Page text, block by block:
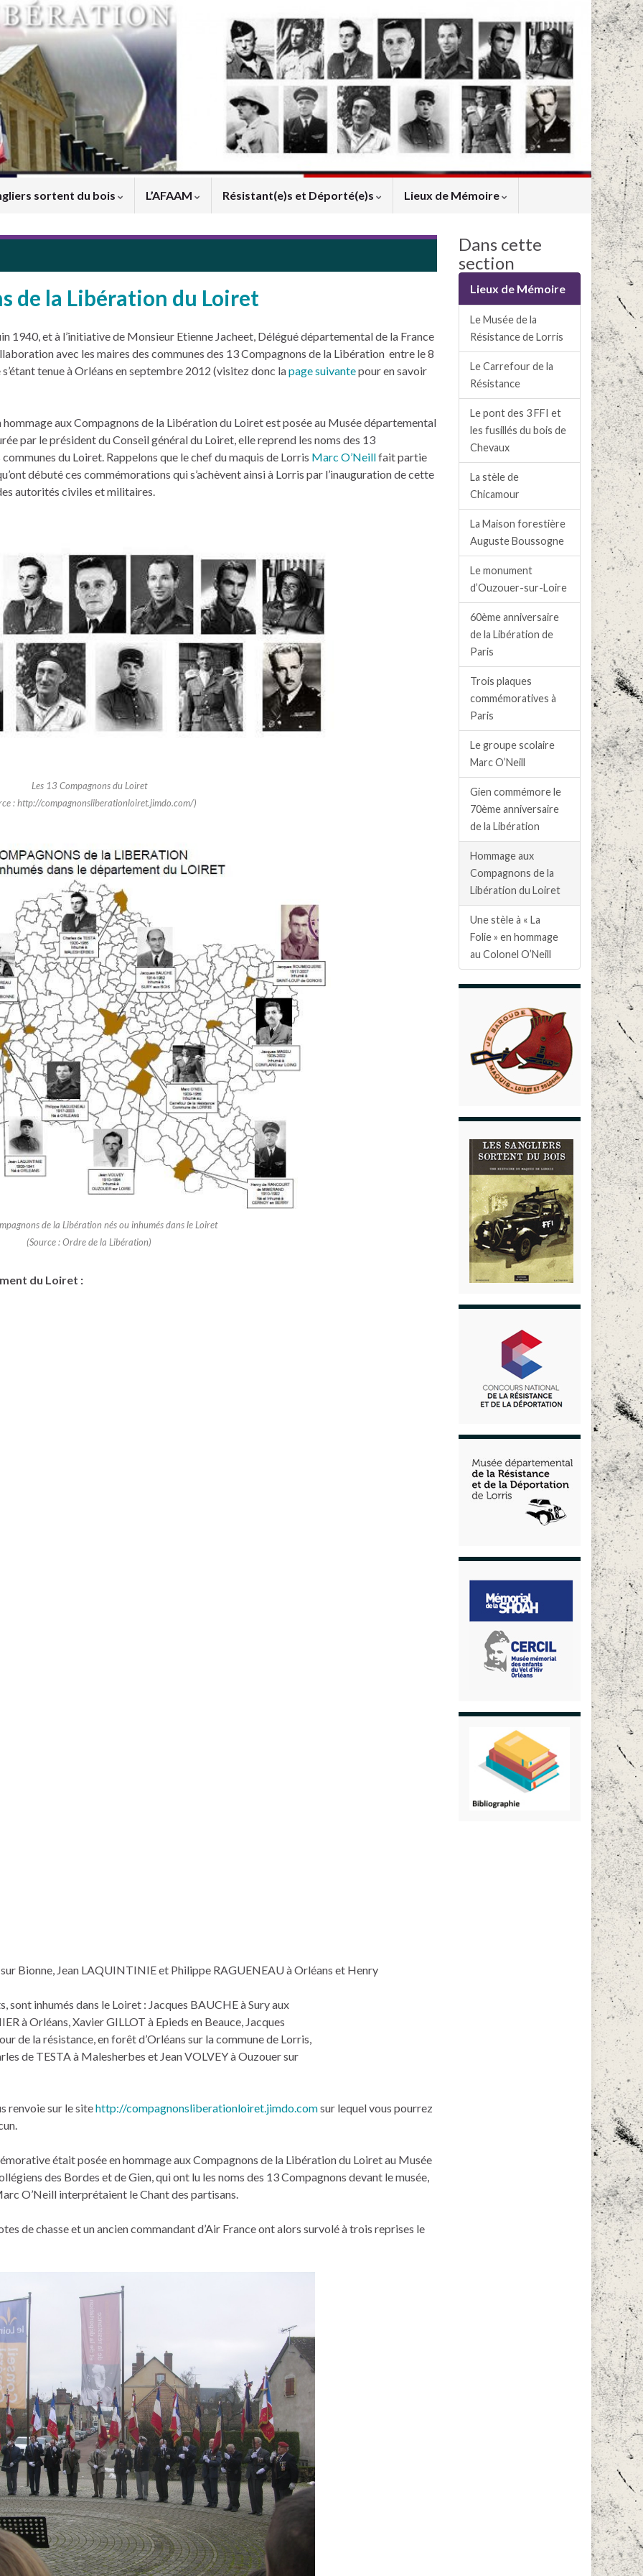
sortent du bois L’AFAAM Résistant(e)s et Déporté(e)s Lieux de Mémoire
de la Libération du Loiret
1940, et à l’initiative de Monsieur Etienne Jacheet, Délégué départemental de la France
avec les maires des communes des 13 Compagnons de la Libération entre le 8
tenue à Orléans en septembre 2012 (visitez donc lapage suivantepour en savoir
aux Compagnons de la Libération du Loiret est posée au Musée départemental
par le président du Conseil général du Loiret, elle reprend les noms des 13
du Loiret. Rappelons que le chef du maquis de Lorris Marc O’Neillfait partie
débuté ces commémorations qui s’achèvent ainsi à Lorris par l’inauguration de cette
autorités civiles et militaires.
Les 13 Compagnons du Loiret
: http://compagnonsliberationloiret.jimdo.com/)
de la Libération nés ou inhumés dans le Loiret
(Source : Ordre de la Libération)
du Loiret :
Bionne, Jean LAQUINTINIE et Philippe RAGUENEAU à Orléans et Henry
sont inhumés dans le Loiret : Jacques BAUCHE à Sury aux
à Orléans, Xavier GILLOT à Epieds en Beauce, Jacques
de la résistance, en forêt d’Orléans sur la commune de Lorris,
de TESTA à Malesherbes et Jean VOLVEY à Ouzouer sur
renvoie sur le sitehttp://compagnonsliberationloiret.jimdo.comsur lequel vous pourrez
était posée en hommage aux Compagnons de la Libération du Loiret au Musée
des Bordes et de Gien, qui ont lu les noms des 13 Compagnons devant le musée,
O’Neill interprétaient le Chant des partisans.
de chasse et un ancien commandant d’Air France ont alors survolé à trois reprises le
Dans cette
section
Lieux de Mémoire
Le Musée de la
Résistance de Lorris
Le Carrefour de la
Résistance
Le pont des 3 FFI et
les fusillés du bois de
Chevaux
La stèle de
Chicamour
La Maison forestière
Auguste Boussogne
Le monument
d’Ouzouer-sur-Loire
60ème anniversaire
de la Libération de
Paris
Trois plaques
commémoratives à
Paris
Le groupe scolaire
Marc O’Neill
Gien commémore le
70ème anniversaire
de la Libération
Hommage aux
Compagnons de la
Libération du Loiret
Une stèle à « La
Folie » en hommage
au Colonel O’Neill